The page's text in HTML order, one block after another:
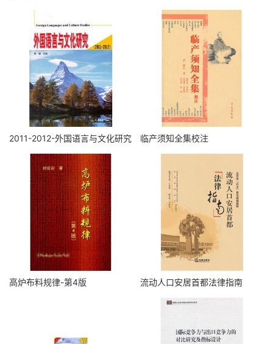
2011-2012-外国语言与文化研究 临产须知全集校注
高炉布料规律-第4版 流动人口安居首都法律指南